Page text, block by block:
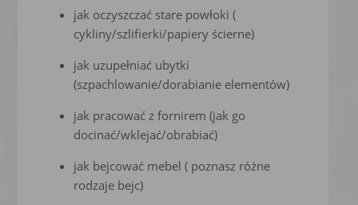
jak oczyszczać stare powłoki (
cykliny/szlifierki/papiery ścierne)
jak uzupełniać ubytki
(szpachlowanie/dorabianie elementów)
jak pracować z fornirem (jak go
docinać/wklejać/obrabiać)
jak bejcować mebel ( poznasz różne
rodzaje bejc)